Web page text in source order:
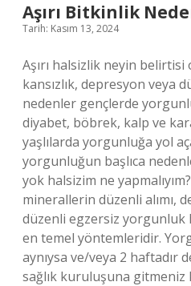
Aşırı Bitkinlik
Tarih: Kasım 13, 2024
Aşırı halsizlik neyin
kansızlık, depresyon veya
nedenler gençlerde
diyabet, böbrek, kalp ve
yaşlılarda yorgunluğa yol
yorgunluğun başlıca
yok halsizim ne
minerallerin düzenli alımı,
düzenli egzersiz yorgunluk
en temel yöntemleridir.
aynıysa ve/veya 2 haftadır
sağlık kuruluşuna gitmeniz